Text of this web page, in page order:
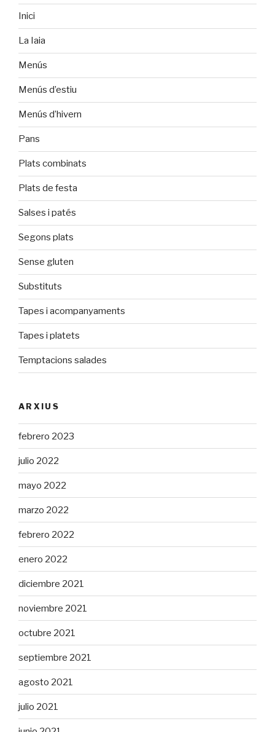
Inici
La Iaia
Menús
Menús d’estiu
Menús d’hivern
Pans
Plats combinats
Plats de festa
Salses i patés
Segons plats
Sense gluten
Substituts
Tapes i acompanyaments
Tapes i platets
Temptacions salades
ARXIUS
febrero 2023
julio 2022
mayo 2022
marzo 2022
febrero 2022
enero 2022
diciembre 2021
noviembre 2021
octubre 2021
septiembre 2021
agosto 2021
julio 2021